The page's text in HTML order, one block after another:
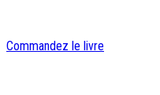
Commandez le livre